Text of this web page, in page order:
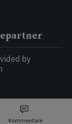
Kommentare
by